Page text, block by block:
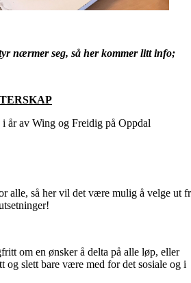
nærmer seg, så her kommer litt info;
i år av Wing og Freidig på Oppdal
alle, så her vil det være mulig å velge ut
om en ønsker å delta på alle løp, eller
og slett bare være med for det sosiale og i